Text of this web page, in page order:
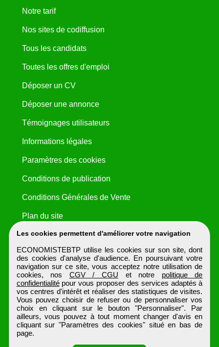
Les cookies permettent d'améliorer votre navigation
ECONOMISTEBTP utilise les cookies sur son site, dont
des cookies d'analyse d'audience. En poursuivant votre
navigation sur ce site, vous acceptez notre utilisation de
cookies, nos CGV / CGU et notre politique de
confidentialitépour vous proposer des services adaptés à
vos centres d'intérêt et réaliser des statistiques de visites.
Vous pouvez choisir de refuser ou de personnaliser vos
choix en cliquant sur le bouton "Personnaliser". Par
ailleurs, vous pouvez à tout moment changer d'avis en
cliquant sur "Paramètres des cookies" situé en bas de
page.
Notre tarif
Nos sites de codiffusion
Tous les candidats
Toutes les offres d'emploi
Déposer un CV
Déposer une annonce
Témoignages utilisateurs
Informations légales
Paramètres des cookies
Conditions de publication
Conditions Générales de Vente
Plan du site